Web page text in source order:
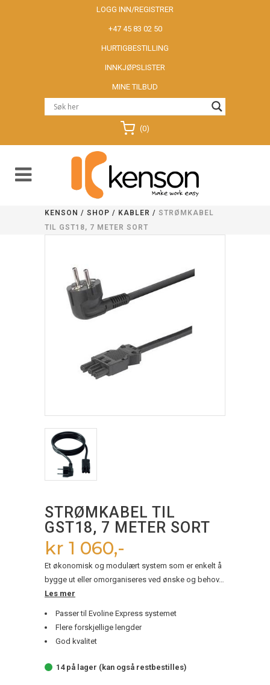
LOGG INN/REGISTRER
+47 45 83 02 50
HURTIGBESTILLING
INNKJØPSLISTER
MINE TILBUD
(0)
KENSON / SHOP / KABLER / STRØMKABEL
TIL GST18, 7 METER SORT
STRØMKABEL TIL
GST18, 7 METER SORT
kr 1 060,-
Et økonomisk og modulært system som er enkelt å
bygge ut eller omorganiseres ved ønske og behov…
Les mer
Passer til Evoline Express systemet
Flere forskjellige lengder
God kvalitet
14 på lager (kan også restbestilles)